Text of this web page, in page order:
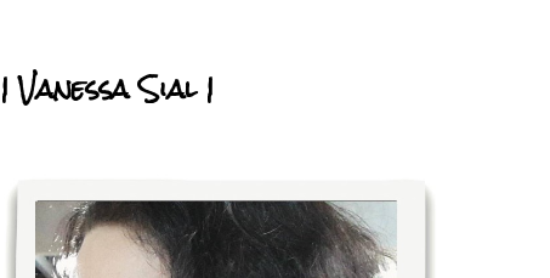
| Vanessa Sial |